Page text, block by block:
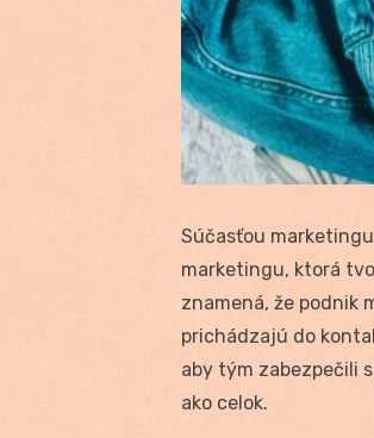
Súčasťou
marketingu, ktorá
znamená, že podnik
prichádzajú do
aby tým zabezpečili
ako celok.